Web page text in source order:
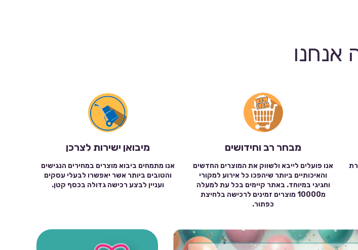
אנחנו
מבחר רב וחידושים
אנו פועלים לייבא ולשווק את המוצרים החדשים
והאיכותיים ביותר שיהפכו כל אירוע למקורי
וחגיגי במיוחד. באתר קיימים בכל עת למעלה
מ10000 מוצרים זמינים לרכישה בלחיצת
כפתור.
מיבואן ישירות לצרכן
אנו מתמחים ביבוא מוצרים במחירים הנגישים
והטובים ביותר אשר יאפשרו לבעלי עסקים
ועניין לבצע רכישה גדולה בכסף קטן.